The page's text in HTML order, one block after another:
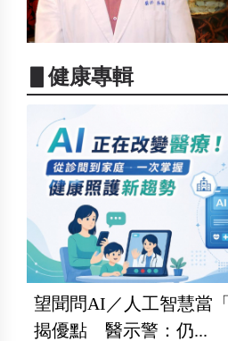
▋健康專輯
望聞問AI／人工智慧當
揭優點 醫示警：仍...